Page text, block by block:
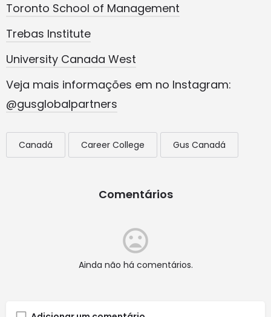
Toronto School of Management
Trebas Institute
University Canada West
Veja mais informações em no Instagram:
@gusglobalpartners
Canadá Career College Gus Canadá
Comentários
Ainda não há comentários.